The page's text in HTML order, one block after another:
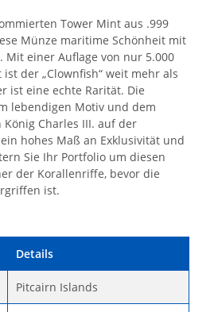
Tower Mint aus .999
Münze maritime Schönheit mit
einer Auflage von nur 5.000
der „Clownfish“ weit mehr als
ist eine echte Rarität. Die
lebendigen Motiv und dem
Charles III. auf der
hohes Maß an Exklusivität und
Sie Ihr Portfolio um diesen
der Korallenriffe, bevor die
ist.
Details
Pitcairn Islands